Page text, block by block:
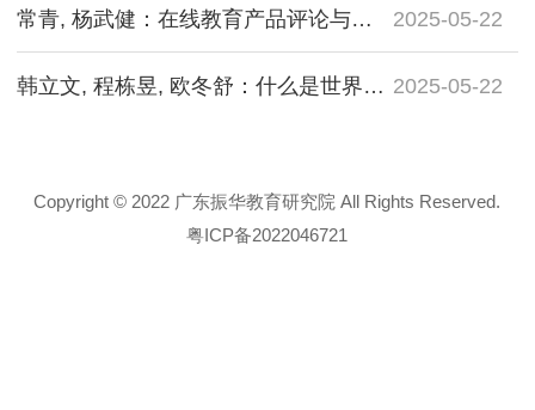
常青, 杨武健：在线教育产品评论与用户使用意愿的关系 2025-05-22
韩立文, 程栋昱, 欧冬舒：什么是世界一流大学 2025-05-22
Copyright © 2022 广东振华教育研究院 All Rights Reserved.
粤ICP备2022046721